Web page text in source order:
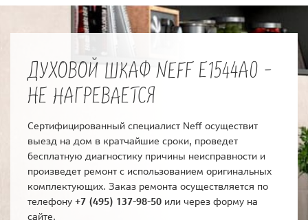
ДУХОВОЙ ШКАФ NEFF E1544A0 -
НЕ НАГРЕВАЕТСЯ
Сертифицированный специалист Neff осуществит
выезд на дом в кратчайшие сроки, проведет
бесплатную диагностику причины неисправности и
произведет ремонт с использованием оригинальных
комплектующих. Заказ ремонта осуществляется по
телефону +7 (495) 137-98-50 или через форму на
сайте.